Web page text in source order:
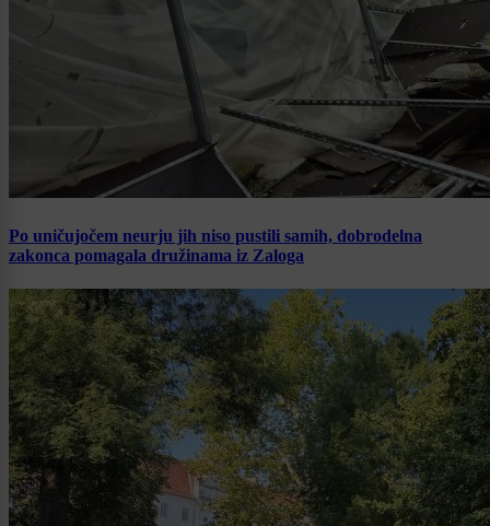
Po uničujočem neurju jih niso pustili samih, dobrodelna
zakonca pomagala družinama iz Zaloga